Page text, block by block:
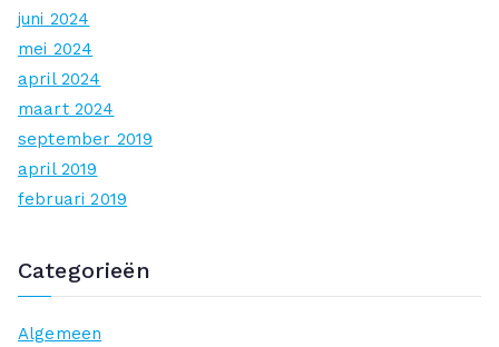
juni 2024
mei 2024
april 2024
maart 2024
september 2019
april 2019
februari 2019
Categorieën
Algemeen